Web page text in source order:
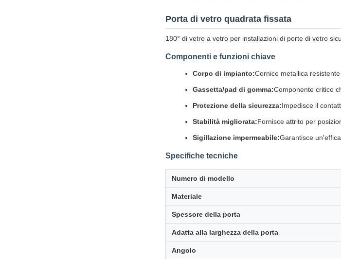
Porta di vetro quadrata fissata
180° di vetro a vetro per installazioni di porte di vetro
Componenti e funzioni chiave
Corpo di impianto:Cornice metallica
Gassetta/pad di gomma:Componente critico
Protezione della sicurezza:Impedisce il
Stabilità migliorata:Fornisce attrito per
Sigillazione impermeabile:Garantisce
Specifiche tecniche
Numero di modello
Materiale
Spessore della porta
Adatta alla larghezza della porta
Angolo